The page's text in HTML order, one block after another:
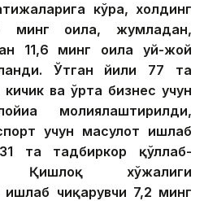
кўра, холдинг
минг оила, жумладан,
11,6 минг оила уй-жой
Ўтган йили 77 та
кичик ва ўрта бизнес учун
молиялаштирилди,
учун маҳсулот ишлаб
та тадбиркор қўллаб-
Қишлоқ хўжалиги
ишлаб чиқарувчи 7,2 минг